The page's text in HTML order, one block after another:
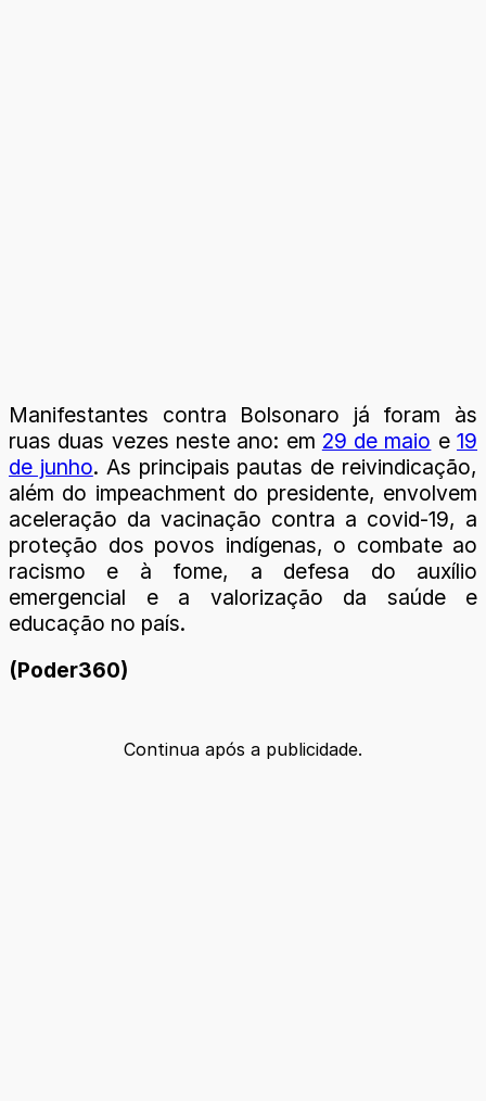
Manifestantes contra Bolsonaro já foram às
ruas duas vezes neste ano: em 29 de maio e19
de junho. As principais pautas de reivindicação,
além do impeachment do presidente, envolvem
aceleração da vacinação contra a covid-19, a
proteção dos povos indígenas, o combate ao
racismo e à fome, a defesa do auxílio
emergencial e a valorização da saúde e
educação no país.
(Poder360)
Continua após a publicidade.